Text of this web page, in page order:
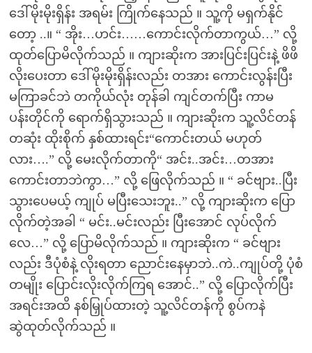
ဒေါ်မိုးမိုးရှိန်း အရမ်း ကြိုက်နေသည် ။ သူ့ကို မရှက်နိုင်
တော့ ..။ “ အိုး…ဟင်း……ကောင်းလိုက်တာကွယ်…” လို့
ထုတ်ပြောမိလိုက်သည် ။ ကျားဆိုးက အားပြင်းပြင်းနဲ့ ဖိဖိ
လိုးပေးတာ ဒေါ်မိုးမိုးရှိန်းလည်း တအား ကောင်းလွန်းပြီး
မကြာခင်ဘဲ တကိုယ်လုံး တုန်ခါ ကျင်တက်ပြီး ကာမ
ပန်းတိုင်ကို ရောက်ရှိသွားသည် ။ ကျားဆိုးက သူ့လိင်တန်
တဆုံး ထိုးစိုက် နှစ်ထားရင်း“ကောင်းတယ် မဟုတ်
လား….” လို့ မေးလိုက်တာကို“ အင်း..အင်း…တအား
ကောင်းတာဘဲကွာ…” လို့ ဖြေလိုက်သည် ။ “ ခင်ဗျား..ပြီး
သွားပေမယ့် ကျုပ် မပြီးသေးဘူး..” လို့ ကျားဆိုးက ပြော
လိုက်တဲ့အခါ “ မင်း..မင်းလည်း ပြီးအောင် လုပ်လိုက်
လေ…” လို့ ပြောမိလိုက်သည် ။ ကျားဆိုးက “ ခင်ဗျား
လည်း ဒီပုံစံနဲ့ လိုးရတာ ညောင်းနေမှာဘဲ..ကဲ..ကျုပ်တို့ ပုံစံ
တမျိုး ပြောင်းလိုးလိုက်ကြရ အောင်..” လို့ ပြောလိုက်ပြီး
အရင်းအထိ နစ်မြှုပ်ထားတဲ့ သူ့လိင်တန်ကို စွပ်ကနဲ
ဆွဲထုတ်လိုက်သည် ။